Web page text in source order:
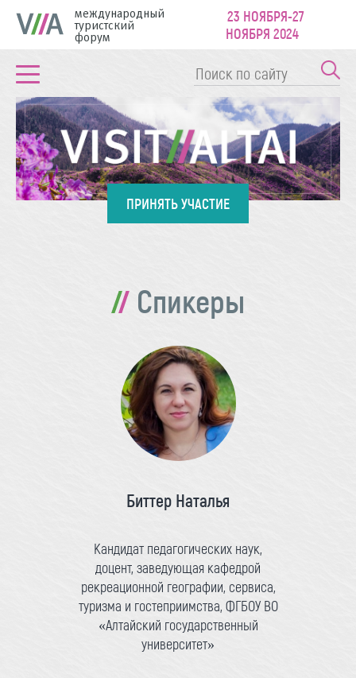
международный
туристский
форум
23 НОЯБРЯ-27
НОЯБРЯ 2024
ПРИНЯТЬ УЧАСТИЕ
Спикеры
Биттер Наталья
Кандидат педагогических наук,
доцент, заведующая кафедрой
рекреационной географии, сервиса,
туризма и гостеприимства, ФГБОУ ВО
«Алтайский государственный
университет»